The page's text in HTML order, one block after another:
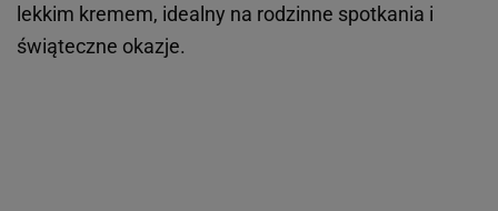
lekkim kremem, idealny na rodzinne spotkania i
świąteczne okazje.